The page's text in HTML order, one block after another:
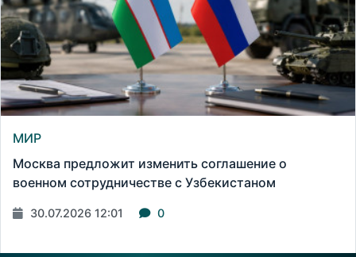
МИР
Москва предложит изменить соглашение о
военном сотрудничестве с Узбекистаном
30.07.2026 12:01 0